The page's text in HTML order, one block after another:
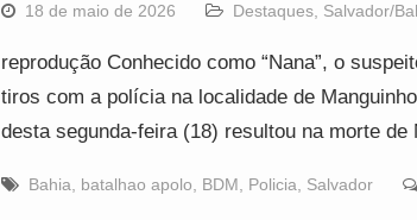
18 de maio de 2026 Destaques Salvador/
reprodução Conhecido como “Nana”, o
tiros com a polícia na localidade de
desta segunda-feira (18) resultou na morte
Bahia batalhao apolo BDM Policia Salvador